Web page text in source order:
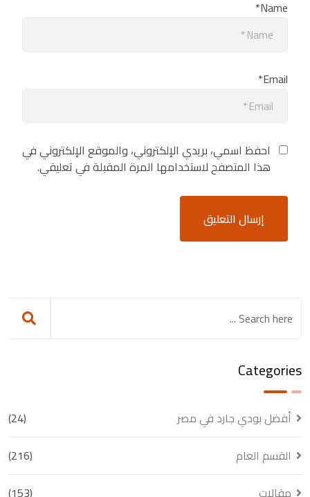
Name*
Email*
احفظ اسمي، بريدي الإلكتروني، والموقع الإلكتروني في
هذا المتصفح لاستخدامها المرة المقبلة في تعليقي.
Categories
أفضل بودي جارد في مصر
(24)
القسم العام
(216)